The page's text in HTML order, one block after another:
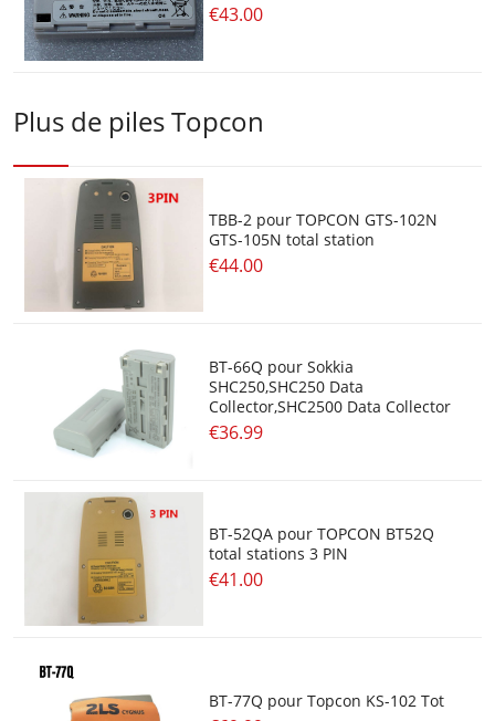
€43.00
Plus de piles Topcon
TBB-2 pour TOPCON GTS-102N
GTS-105N total station
€44.00
BT-66Q pour Sokkia
SHC250,SHC250 Data
Collector,SHC2500 Data Collector
€36.99
BT-52QA pour TOPCON BT52Q
total stations 3 PIN
€41.00
BT-77Q pour Topcon KS-102 Tot